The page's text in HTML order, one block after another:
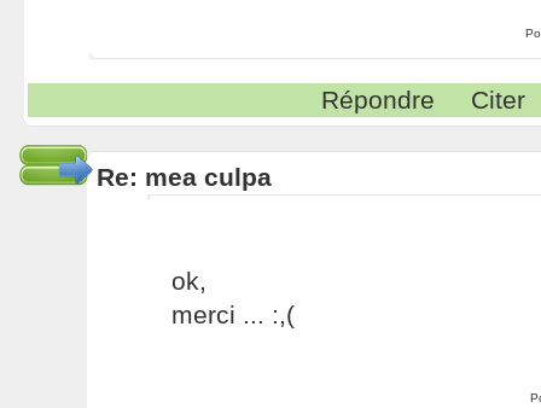
Répondre Citer
Re: mea culpa
ok,
merci ... :,(